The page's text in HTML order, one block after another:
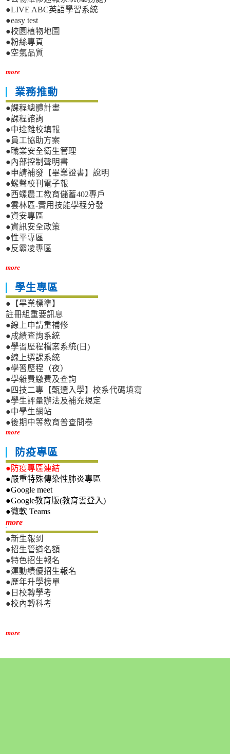
●LIVE ABC英語學習系統
●easy test
●校園植物地圖
●粉絲專頁
●空氣品質
more
業務推動
●課程總體計畫
●課程諮詢
●中途離校填報
●員工協助方案
●職業安全衛生管理
●內部控制聲明書
●申請補發【畢業證書】說明
●螺聲校刊電子報
●西螺農工教育儲蓄402專戶
●雲林區-實用技能學程分發
●資安專區
●資訊安全政策
●性平專區
●反霸凌專區
more
學生專區
●【畢業標準】
註冊組重要訊息
●線上申請重補修
●成績查詢系統
●學習歷程檔案系統(日)
●線上選課系統
●學習歷程（夜）
●學雜費繳費及查詢
●四技二專【甄選入學】校系代碼填寫
●學生評量辦法及補充規定
●中學生網站
●後期中等教育普查問卷
more
防疫專區
●防疫專區連結
●嚴重特殊傳染性肺炎專區
●Google meet
●Google教育版(教育雲登入)
●微軟 Teams
more新生專區
●新生報到
●招生管道名額
●特色招生報名
●運動績優招生報名
●歷年升學榜單
●日校轉學考
●校內轉科考
more